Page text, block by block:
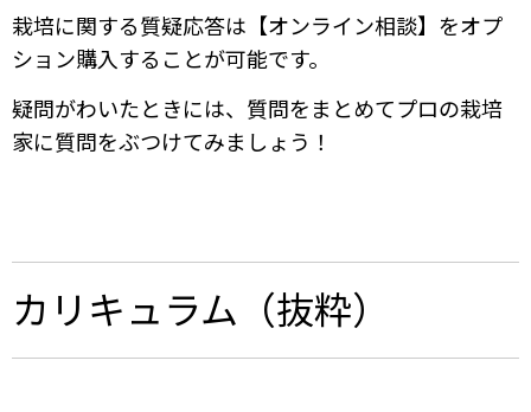
栽培に関する質疑応答は【オンライン相談】をオプ
ション購入することが可能です。
疑問がわいたときには、質問をまとめてプロの栽培
家に質問をぶつけてみましょう！
カリキュラム（抜粋）